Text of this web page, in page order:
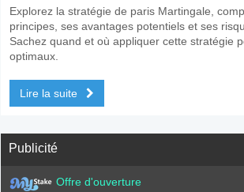
Explorez la stratégie de paris Martingale,
principes, ses avantages potentiels et ses
Sachez quand et où appliquer cette stratégie
optimaux.
Lire la suite
Publicité
Offre d'ouverture